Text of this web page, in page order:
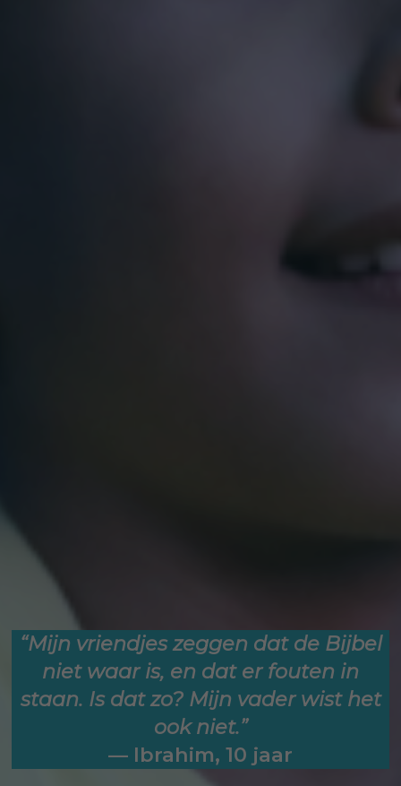
“Mijn vriendjes zeggen dat de Bijbel
niet waar is, en dat er fouten in
staan. Is dat zo? Mijn vader wist het
ook niet.”
— Ibrahim, 10 jaar